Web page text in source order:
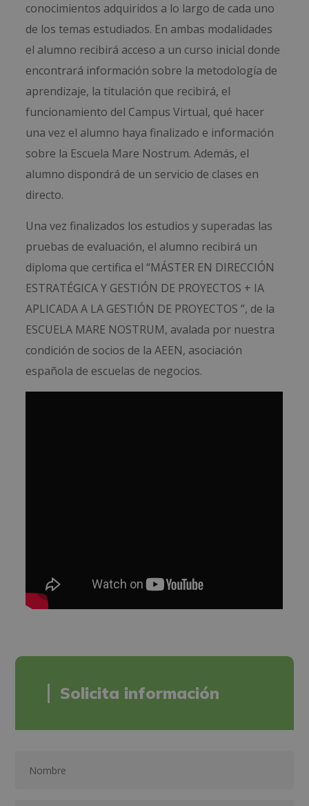
conocimientos adquiridos a lo largo de cada uno
de los temas estudiados. En ambas modalidades
el alumno recibirá acceso a un curso inicial donde
encontrará información sobre la metodología de
aprendizaje, la titulación que recibirá, el
funcionamiento del Campus Virtual, qué hacer
una vez el alumno haya finalizado e información
sobre la Escuela Mare Nostrum. Además, el
alumno dispondrá de un servicio de clases en
directo.
Una vez finalizados los estudios y superadas las
pruebas de evaluación, el alumno recibirá un
diploma que certifica el “MÁSTER EN DIRECCIÓN
ESTRATÉGICA Y GESTIÓN DE PROYECTOS + IA
APLICADA A LA GESTIÓN DE PROYECTOS ”, de la
ESCUELA MARE NOSTRUM, avalada por nuestra
condición de socios de la AEEN, asociación
española de escuelas de negocios.
Solicita información